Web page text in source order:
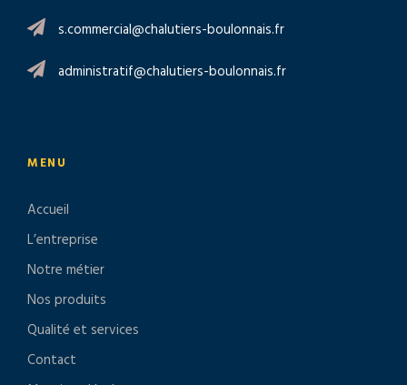
s.commercial@chalutiers-boulonnais.fr
administratif@chalutiers-boulonnais.fr
MENU
Accueil
L’entreprise
Notre métier
Nos produits
Qualité et services
Contact